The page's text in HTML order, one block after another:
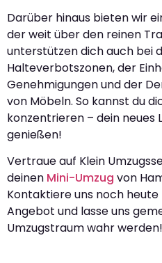
Darüber hinaus bieten wir
der weit über den reinen
unterstützen dich auch bei
Halteverbotszonen, der
Genehmigungen und der
von Möbeln. So kannst du
konzentrieren – dein neues
genießen!
Vertraue auf Klein
deinen Mini-Umzug von
Kontaktiere uns noch
Angebot und lasse uns
Umzugstraum wahr werden!